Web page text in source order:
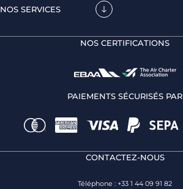
NOS SERVICES
NOS CERTIFICATIONS
PAIEMENTS SÉCURISÉS PAR
CONTACTEZ-NOUS
Téléphone : +33 1 44 09 91 82